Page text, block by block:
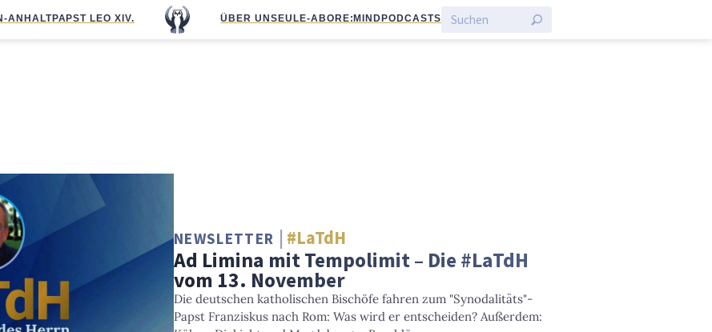
ANHALTPAPST LEO XIV. ÜBER UNS EULE-ABO RE:MIND PODCASTS
NEWSLETTER #LaTdH
Ad Limina mit Tempolimit – Die #LaTdH
vom 13. November
Die deutschen katholischen Bischöfe fahren zum "Synodalitäts"-
Papst Franziskus nach Rom: Was wird er entscheiden? Außerdem: